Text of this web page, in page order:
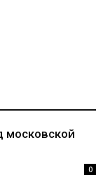
московской
0